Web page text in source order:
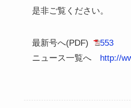
是非ご覧ください。
最新号へ(PDF)
553
ニュース一覧へ http://